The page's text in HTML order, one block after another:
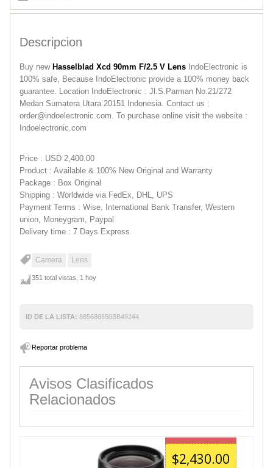
Descripcion
Buy new Hasselblad Xcd 90mm F/2.5 V Lens IndoElectronic is
100% safe, Because IndoElectronic provide a 100% money back
guarantee. Location IndoElectronic : Jl.S.Parman No.21/272
Medan Sumatera Utara 20151 Indonesia. Contact us :
order@indoelectronic.com. To purchase online visit the website :
Indoelectronic.com
Price : USD 2,400.00
Product : Available & 100% New Original and Warranty
Package : Box Original
Shipping : Worldwide via FedEx, DHL, UPS
Payment Terms : Wise, International Bank Transfer, Western
union, Moneygram, Paypal
Delivery time : 7 Days Express
Camera Lens
351 total vistas, 1 hoy
ID DE LA LISTA: 885686650BB49244
Reportar problema
Avisos Clasificados
Relacionados
$2,430.00